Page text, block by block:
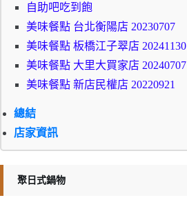
自助吧吃到飽
美味餐點 台北衡陽店 20230707
美味餐點 板橋江子翠店 20241130
美味餐點 大里大買家店 20240707
美味餐點 新店民權店 20220921
總結
店家資訊
聚日式鍋物